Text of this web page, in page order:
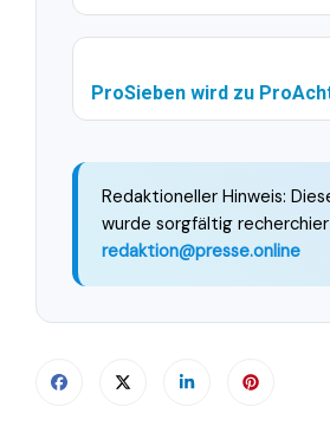
ProSieben wird zu
Redaktioneller Hinweis:
wurde sorgfältig
redaktion@presse.online